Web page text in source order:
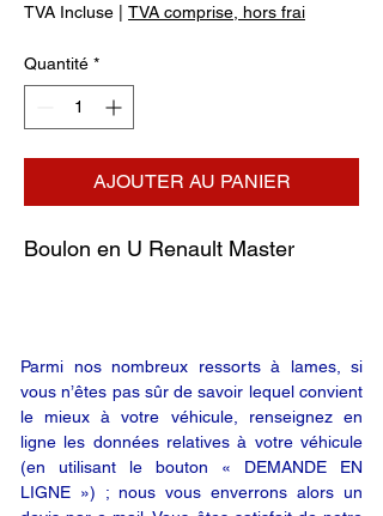
TVA Incluse TVA comprise, hors frai
Quantité *
AJOUTER AU PANIER
Boulon en U Renault Master
Parmi nos nombreux ressorts à lames, si
vous n’êtes pas sûr de savoir lequel convient
le mieux à votre véhicule, renseignez en
ligne les données relatives à votre véhicule
(en utilisant le bouton « DEMANDE EN
LIGNE ») ; nous vous enverrons alors un